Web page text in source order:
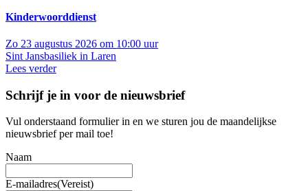
Kinderwoorddienst
Zo 23 augustus 2026 om 10:00 uur
Sint Jansbasiliek in Laren
Lees verder
Schrijf je in voor de nieuwsbrief
Vul onderstaand formulier in en we sturen jou de maandelijkse
nieuwsbrief per mail toe!
Naam
E-mailadres(Vereist)